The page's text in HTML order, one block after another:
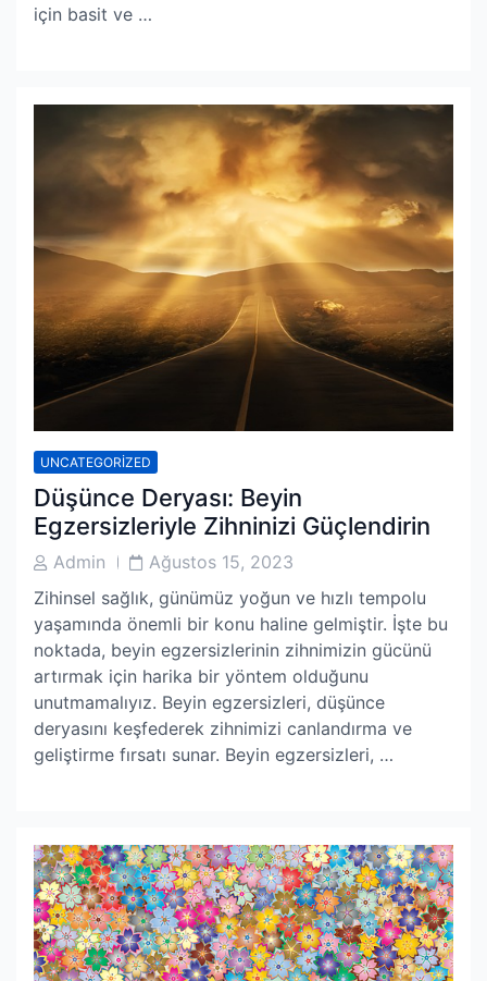
için basit ve …
UNCATEGORIZED
Düşünce Deryası: Beyin
Egzersizleriyle Zihninizi Güçlendirin
PostAdmin
PostAğustos 15, 2023
Zihinsel sağlık, günümüz yoğun ve hızlı tempolu
yaşamında önemli bir konu haline gelmiştir. İşte bu
noktada, beyin egzersizlerinin zihnimizin gücünü
artırmak için harika bir yöntem olduğunu
unutmamalıyız. Beyin egzersizleri, düşünce
deryasını keşfederek zihnimizi canlandırma ve
geliştirme fırsatı sunar. Beyin egzersizleri, …